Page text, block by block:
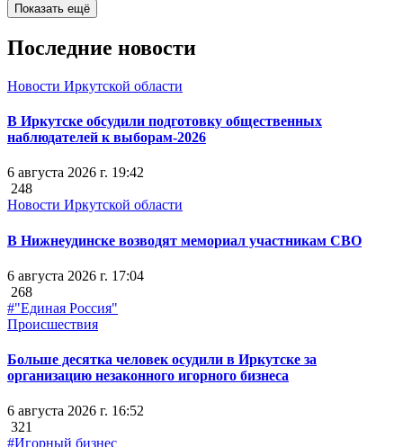
Показать ещё
Последние новости
Новости Иркутской области
В Иркутске обсудили подготовку общественных
наблюдателей к выборам-2026
6 августа 2026 г. 19:42
248
Новости Иркутской области
В Нижнеудинске возводят мемориал участникам СВО
6 августа 2026 г. 17:04
268
#"Единая Россия"
Происшествия
Больше десятка человек осудили в Иркутске за
организацию незаконного игорного бизнеса
6 августа 2026 г. 16:52
321
#Игорный бизнес